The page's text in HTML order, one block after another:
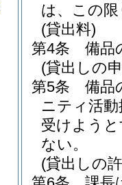
は、この
(貸出料)
第4条
備品
(貸出しの
第5条
備品
ニティ活
受けよう
ない。
(貸出しの